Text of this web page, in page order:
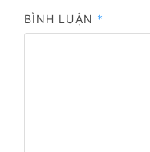
BÌNH LUẬN *